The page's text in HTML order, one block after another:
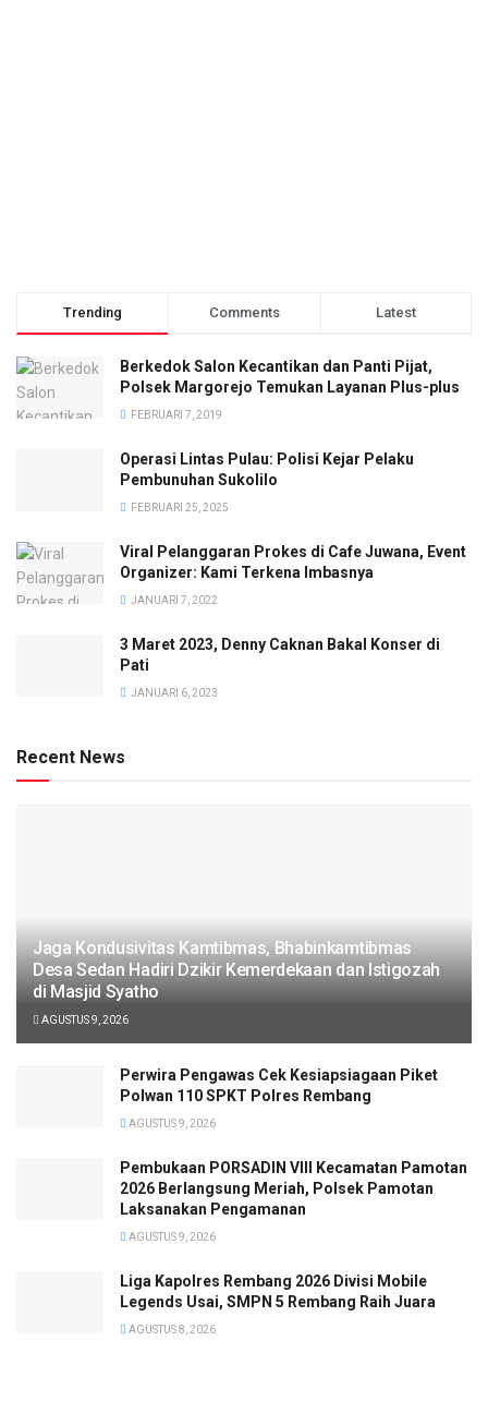
Trending Comments Latest
Berkedok Salon Kecantikan dan Panti Pijat,
Polsek Margorejo Temukan Layanan Plus-plus
FEBRUARI 7, 2019
Operasi Lintas Pulau: Polisi Kejar Pelaku
Pembunuhan Sukolilo
FEBRUARI 25, 2025
Viral Pelanggaran Prokes di Cafe Juwana, Event
Organizer: Kami Terkena Imbasnya
JANUARI 7, 2022
3 Maret 2023, Denny Caknan Bakal Konser di
Pati
JANUARI 6, 2023
Recent News
Jaga Kondusivitas Kamtibmas, Bhabinkamtibmas
Desa Sedan Hadiri Dzikir Kemerdekaan dan Istigozah
di Masjid Syatho
AGUSTUS 9, 2026
Perwira Pengawas Cek Kesiapsiagaan Piket
Polwan 110 SPKT Polres Rembang
AGUSTUS 9, 2026
Pembukaan PORSADIN VIII Kecamatan Pamotan
2026 Berlangsung Meriah, Polsek Pamotan
Laksanakan Pengamanan
AGUSTUS 9, 2026
Liga Kapolres Rembang 2026 Divisi Mobile
Legends Usai, SMPN 5 Rembang Raih Juara
AGUSTUS 8, 2026